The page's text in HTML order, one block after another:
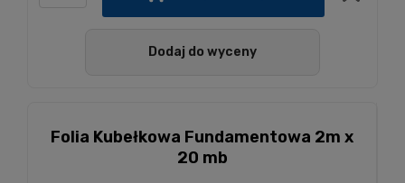
Dodaj do wyceny
Folia Kubełkowa Fundamentowa 2m x
20 mb